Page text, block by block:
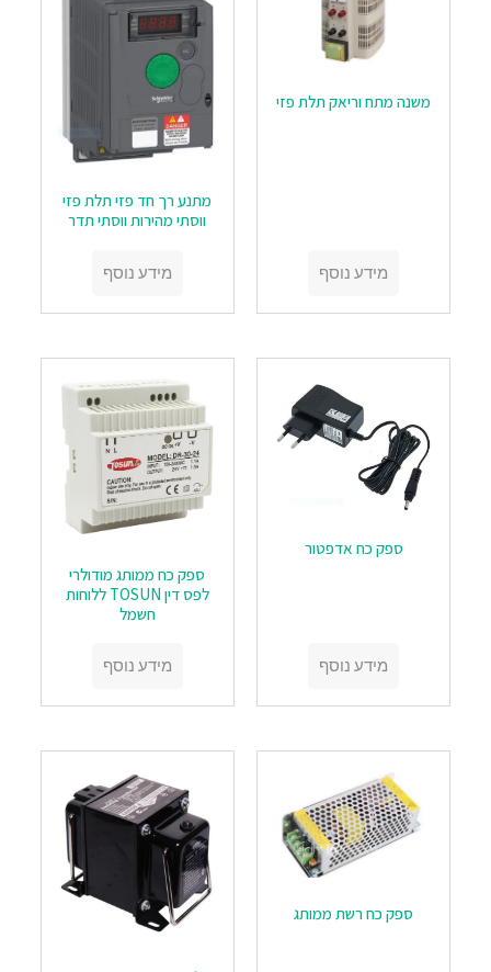
משנה מתח וריאק תלת פזי
מידע נוסף
מתנע רך חד פזי תלת פזי
ווסתי מהירות ווסתי תדר
מידע נוסף
‏‏ספק כח אדפטור
מידע נוסף
ספק כח ממותג מודולרי
לפס דין TOSUN ללוחות
חשמל
מידע נוסף
‏‏ספק כח רשת ממותג